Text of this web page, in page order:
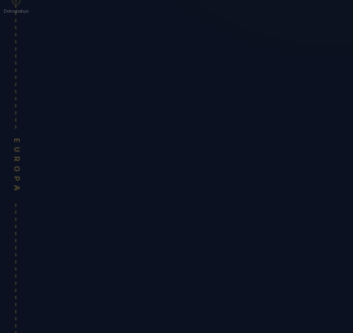
Dolmabahçe
EUROPA